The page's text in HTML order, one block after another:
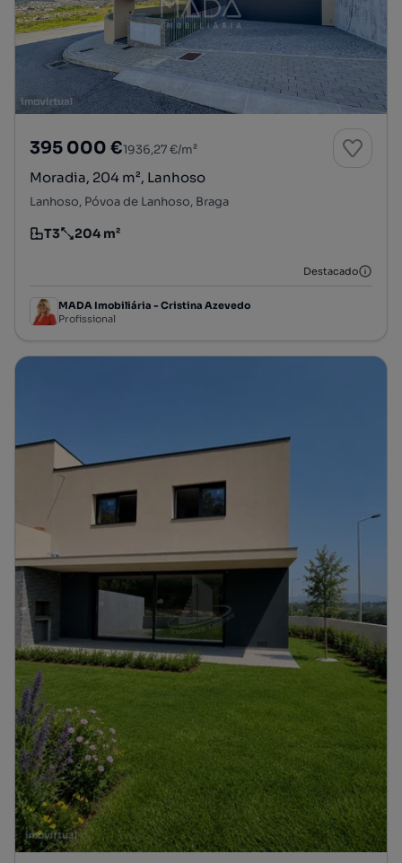
395 000 €1936,27 €/m²
Moradia, 204 m², Lanhoso
Lanhoso, Póvoa de Lanhoso, Braga
Tipologia
T3
Preço por metro quadrado
204 m²
Destacado
MADA Imobiliária - Cristina Azevedo
Profissional